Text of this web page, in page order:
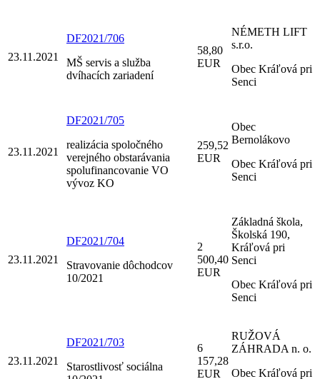
23.11.2021
DF2021/706
MŠ servis a služba
dvíhacích zariadení
58,80
EUR
NÉMETH LIFT
s.r.o.
Obec Kráľová pri
Senci
23.11.2021
DF2021/705
realizácia spoločného
verejného obstarávania
spolufinancovanie VO
vývoz KO
259,52
EUR
Obec
Bernolákovo
Obec Kráľová pri
Senci
23.11.2021
DF2021/704
Stravovanie dôchodcov
10/2021
2
500,40
EUR
Základná škola,
Školská 190,
Kráľová pri
Senci
Obec Kráľová pri
Senci
23.11.2021
DF2021/703
Starostlivosť sociálna
6
157,28
EUR
RUŽOVÁ
ZÁHRADA n. o.
Obec Kráľová pri